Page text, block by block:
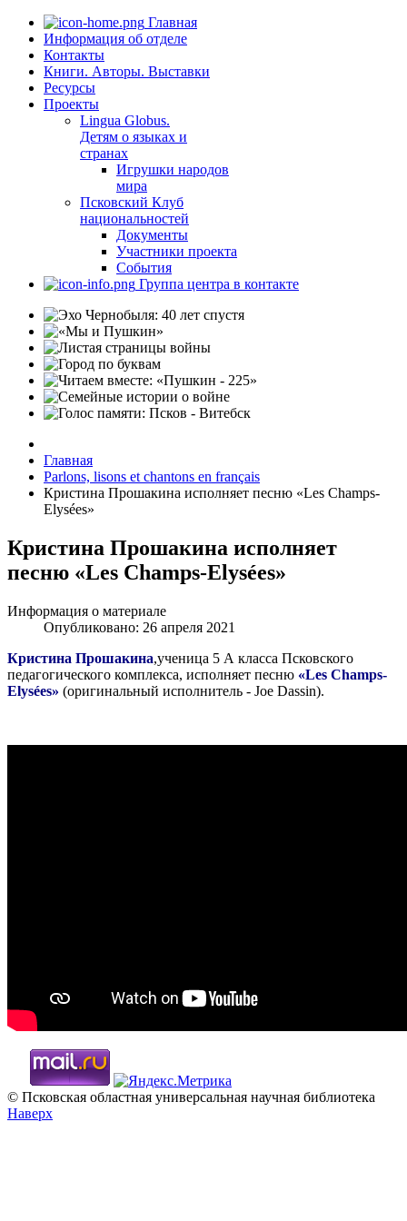
Главная
Информация об отделе
Контакты
Книги. Авторы. Выставки
Ресурсы
Проекты
Lingua Globus.
Детям о языках и
странах
Игрушки народов
мира
Псковский Клуб
национальностей
Документы
Участники проекта
События
Группа центра в контакте
Главная
Parlons, lisons et chantons en français
Кристина Прошакина исполняет песню «Les Champs-
Elysées»
Кристина Прошакина исполняет
песню «Les Champs-Elysées»
Информация о материале
Опубликовано: 26 апреля 2021
Кристина Прошакина,ученица 5 А класса Псковского
педагогического комплекса, исполняет песню «Les Champs-
Elysées» (оригинальный исполнитель - Joe Dassin).
© Псковская областная универсальная научная библиотека
Наверх